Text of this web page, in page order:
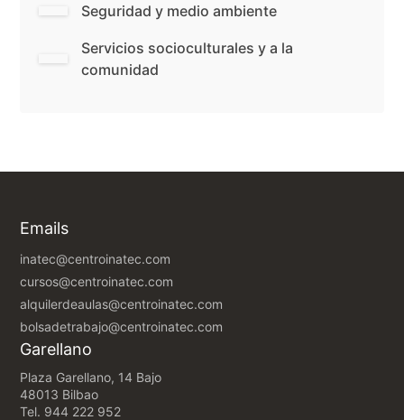
Seguridad y medio ambiente
Servicios socioculturales y a la
comunidad
Emails
inatec@centroinatec.com
cursos@centroinatec.com
alquilerdeaulas@centroinatec.com
bolsadetrabajo@centroinatec.com
Garellano
Plaza Garellano, 14 Bajo
48013 Bilbao
Tel. 944 222 952